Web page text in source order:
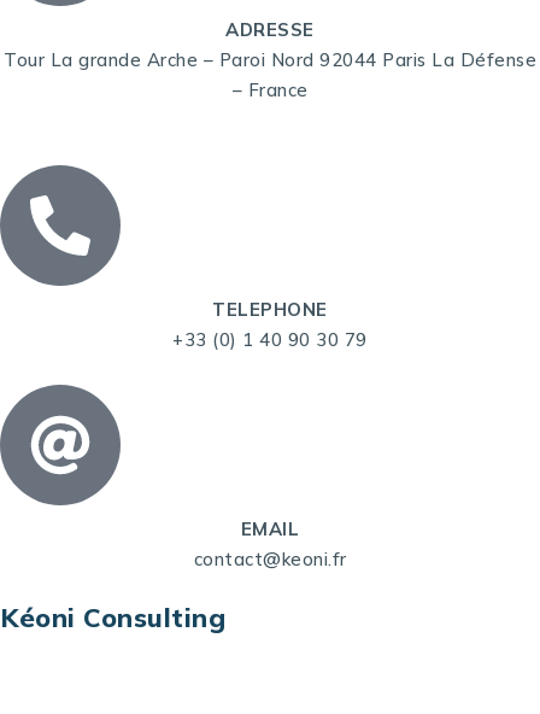
ADRESSE
Tour La grande Arche – Paroi Nord 92044 Paris La Défense
– France
TELEPHONE
+33 (0) 1 40 90 30 79
EMAIL
contact@keoni.fr
Kéoni Consulting